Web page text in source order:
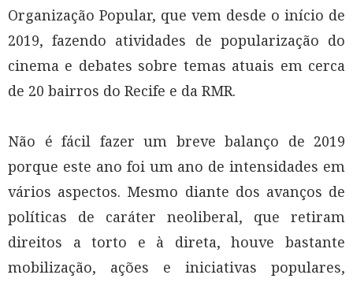
Organização Popular, que vem desde o início de
2019, fazendo atividades de popularização do
cinema e debates sobre temas atuais em cerca
de 20 bairros do Recife e da RMR.
Não é fácil fazer um breve balanço de 2019
porque este ano foi um ano de intensidades em
vários aspectos. Mesmo diante dos avanços de
políticas de caráter neoliberal, que retiram
direitos a torto e à direta, houve bastante
mobilização, ações e iniciativas populares,